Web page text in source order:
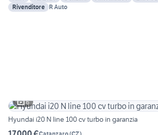
Rivenditore R Auto
6
Hyundai i20 N line 100 cv turbo in garanzia